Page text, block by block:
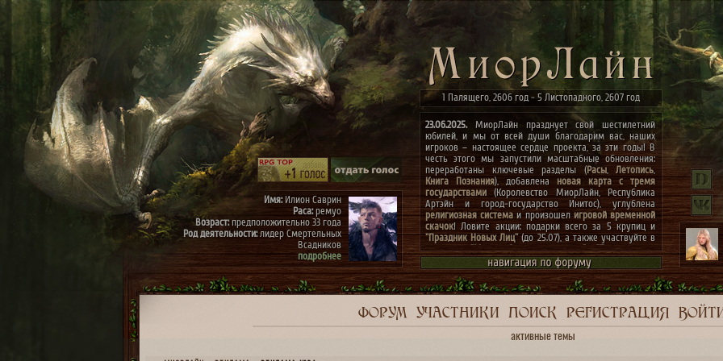
1 Палящего, 2606 год - 5 Листопадного, 2607 год
23.06.2025.МиорЛайн празднует свой шестилетний
юбилей, и мы от всей души благодарим вас, наших
игроков – настоящее сердце проекта, за эти годы! В
честь этого мы запустили масштабные обновления:
переработаны ключевые разделы (Расы, Летопись,
Книга Познания), добавлена новая карта с тремя
государствами(Королевство МиорЛайн, Республика
Артэйн и город-государство Инитос), углублена
религиозная системаи произошелигровой временной
скачок! Ловите акции: подарки всего за 5 крупиц и
"Праздник Новых Лиц"(до 25.07), а также участвуйте в
конкурсах"Маски сброшены, господа"и"Беспорядок в
архиве"(до 07.07)! Мечты сбываются, присоединяйтесь
к празднику! ✨
Имя:Илион Саврин
Раса:ремуо
Возраст:предположительно 33 года
Род деятельности:лидер Смертельных
Всадников
подробнее
Имя:Тэрис
Раса:ремуо
Возраст:предположительно 30 лет
подробнее
ФОРУМ УЧАСТНИКИ ПОИСК РЕГИСТРАЦИЯ
активные темы